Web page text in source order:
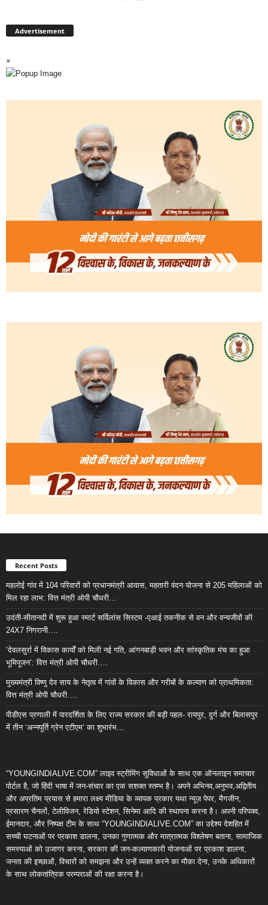
Advertisement
×
Recent Posts
महलोई गांव में 104 परिवारों को प्रधानमंत्री आवास, महतारी वंदन योजना से 205 महिलाओं को
मिल रहा लाभ: वित्त मंत्री ओपी चौधरी…
उदंती-सीतानदी में शुरू हुआ स्मार्ट सर्विलांस सिस्टम -एआई तकनीक से वन और वन्यजीवों की
24X7 निगरानी….
’देवलसुर्रा में विकास कार्यों को मिली नई गति, आंगनबाड़ी भवन और सांस्कृतिक मंच का हुआ
भूमिपूजन’: वित्त मंत्री ओपी चौधरी….
मुख्यमंत्री विष्णु देव साय के नेतृत्व में गांवों के विकास और गरीबों के कल्याण को प्राथमिकता:
वित्त मंत्री ओपी चौधरी….
पीडीएस प्रणाली में पारदर्शिता के लिए राज्य सरकार की बड़ी पहल- रायपुर, दुर्ग और बिलासपुर
में तीन ‘अन्नपूर्ति ग्रेन एटीएम‘ का शुभारंभ…
“YOUNGINDIALIVE.COM” लाइव स्ट्रीमिंग सुविधाओं के साथ एक ऑनलाइन समाचार
पोर्टल है, जो हिंदी भाषा में जन-संचार का एक सशक्त स्तम्भ है। अपने अभिनव,अनुभव,अद्वितीय
और अप्रतिम प्रयास से हमारा लक्ष्य मीडिया के व्यापक प्रकार यथा न्यूज़ पेपर, मैगजीन,
प्रसारण चैनलों, टेलीविजन, रेडियो स्टेशन, सिनेमा आदि की स्थापना करना है। अपनी परिपक्व,
ईमानदार, और निष्पक्ष टीम के साथ “YOUNGINDIALIVE.COM” का उद्देश्य देशहित में
सच्ची घटनाओं पर प्रकाश डालना, उनका गुणात्मक और मात्रात्मक विश्लेषण बताना, सामाजिक
समस्याओं को उजागर करना, सरकार की जन-कल्याणकारी योजनाओं पर प्रकाश डालना,
जनता की इच्छाओं, विचारों को समझना और उन्हें व्यक्त करने का मौका देना, उनके अधिकारों
के साथ लोकतांत्रिक परम्पराओं की रक्षा करना है।